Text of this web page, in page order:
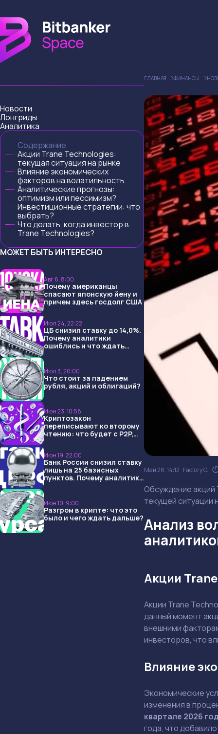
Новости
Лонгриды
Аналитика
Содержание
Акции Trane Technologies:
текущая ситуация на рынке
Влияние экономических
факторов на волатильность
Аналитические прогнозы:
оптимизм или пессимизм?
Инвестиционные стратегии: что
выбрать?
Что делать, когда инвестор в
Trane Technologies?
МОЖЕТ БЫТЬ ИНТЕРЕСНО
Авг 6, 8:00
Почему американцы
спасают японскую йену и
причем здесь госдолг США
Июл 24, 22:22
ЦБ снизил ставку до 14,0%.
Почему аналитики
ошиблись и что ждать
Июл 3, 20:00
Что стоит за падением
рубля, акций и облигаций?
Июн 23, 10:58
Криптозакон
переписывают ко второму
чтению: что будет с P2P,
Июн 19, 22:00
Банк России снизил ставку
лишь на 25 базисных
пунктов. Почему аналитики
Июн 10, 9:00
Разгром в крипте: что это
было и чего ждать дальше?
ГЛАВНАЯ ФИНАНСЫ
Май 28, 14:12 Factory C.
Обсуждение акций
текущей ситуации
Анализ
Акции
Акции Trane
данный момент
внешними
инвесторов, что
Влияние
Экономические
изменения в
квартале 2026
года, что